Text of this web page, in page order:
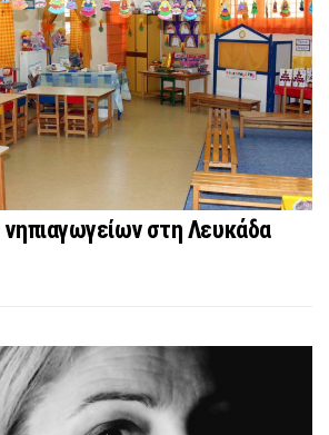
νηπιαγωγείων στη Λευκάδα